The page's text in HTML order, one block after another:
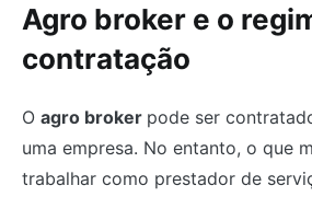
Agro broker e o
contratação
O agro broker pode ser
uma empresa. No entanto, o que
trabalhar como prestador de